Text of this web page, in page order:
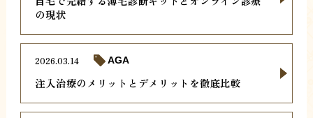
の現状
注入治療のメリットとデメリットを徹底比較
2026.03.14 AGA